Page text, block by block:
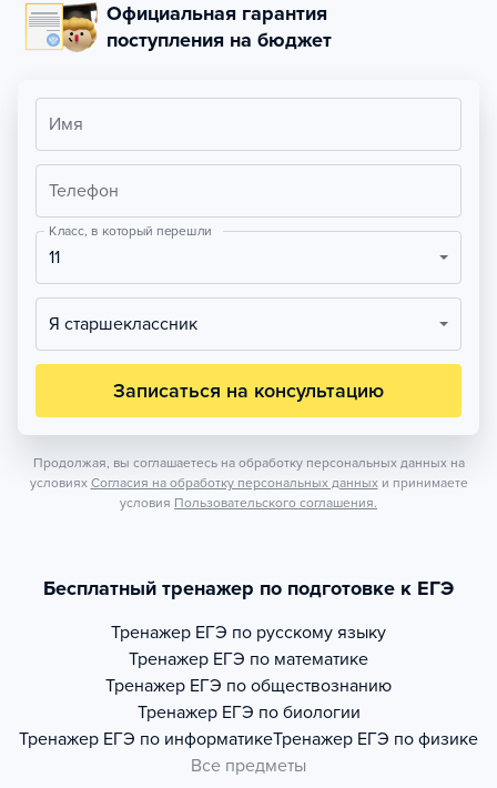
Официальная гарантия
поступления на бюджет
Имя
Телефон
Класс, в который перешли
11
Я старшеклассник
Записаться на консультацию
Продолжая, вы соглашаетесь на обработку персональных данных на
условиях Согласия на обработку персональных данных и принимаете
условия Пользовательского соглашения.
Бесплатный тренажер по подготовке к ЕГЭ
Тренажер ЕГЭ по русскому языку
Тренажер ЕГЭ по математике
Тренажер ЕГЭ по обществознанию
Тренажер ЕГЭ по биологии
Тренажер ЕГЭ по информатикеТренажер ЕГЭ по физике
Все предметы